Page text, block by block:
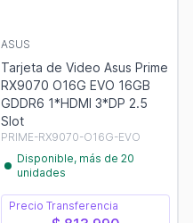
ASUS
Tarjeta de Video Asus Prime
RX9070 O16G EVO 16GB
GDDR6 1*HDMI 3*DP 2.5
Slot
PRIME-RX9070-O16G-EVO
Disponible, más de 20
unidades
Precio Transferencia